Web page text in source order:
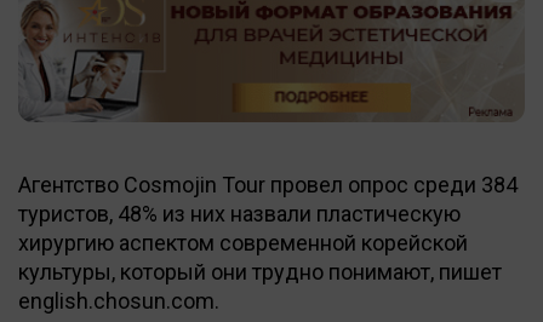
Агентство Cosmojin Tour провел опрос среди 384
туристов, 48% из них назвали пластическую
хирургию аспектом современной корейской
культуры, который они трудно понимают, пишет
english.chosun.com.